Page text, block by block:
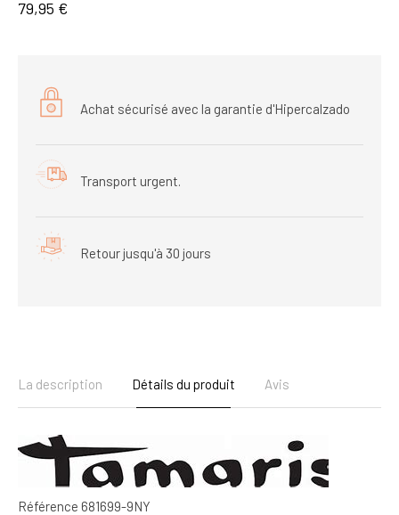
79,95 €
Achat sécurisé avec la garantie d'Hipercalzado
Transport urgent.
Retour jusqu'à 30 jours
La description Détails du produit Avis
Référence 681699-9NY